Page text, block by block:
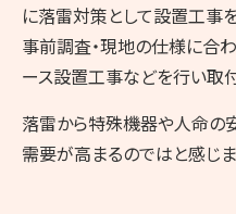
に落雷対策として設置工事
事前調査・現地の仕様に合
ース設置工事などを行い取
落雷から特殊機器や人命の
需要が高まるのではと感じま